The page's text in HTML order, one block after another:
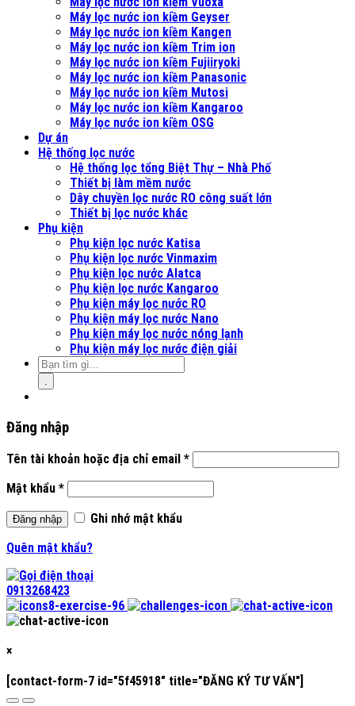
Máy lọc nước ion kiềm Geyser
Máy lọc nước ion kiềm Kangen
Máy lọc nước ion kiềm Trim ion
Máy lọc nước ion kiềm Fujiiryoki
Máy lọc nước ion kiềm Panasonic
Máy lọc nước ion kiềm Mutosi
Máy lọc nước ion kiềm Kangaroo
Máy lọc nước ion kiềm OSG
Dự án
Hệ thống lọc nước
Hệ thống lọc tổng Biệt Thự – Nhà Phố
Thiết bị làm mềm nước
Dây chuyền lọc nước RO công suất lớn
Thiết bị lọc nước khác
Phụ kiện
Phụ kiện lọc nước Katisa
Phụ kiện lọc nước Vinmaxim
Phụ kiện lọc nước Alatca
Phụ kiện lọc nước Kangaroo
Phụ kiện máy lọc nước RO
Phụ kiện máy lọc nước Nano
Phụ kiện máy lọc nước nóng lạnh
Phụ kiện máy lọc nước điện giải
Đăng nhập
Tên tài khoản hoặc địa chỉ email *
Mật khẩu *
Đăng nhập
Ghi nhớ mật khẩu
Quên mật khẩu?
0913268423
×
[contact-form-7 id="5f45918" title="ĐĂNG KÝ TƯ VẤN"]